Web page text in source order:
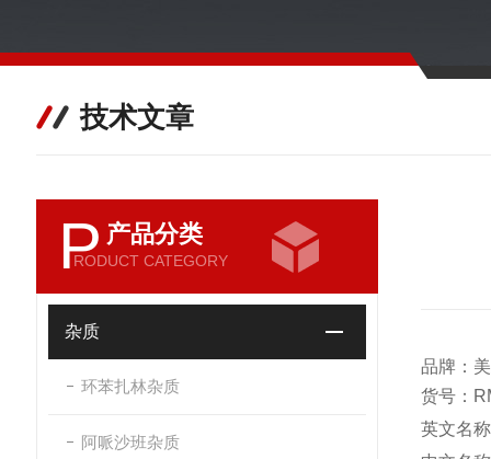
技术文章
P 产品分类
RODUCT CATEGORY
杂质
环苯扎林杂质
阿哌沙班杂质
品牌：
货号：
英文名